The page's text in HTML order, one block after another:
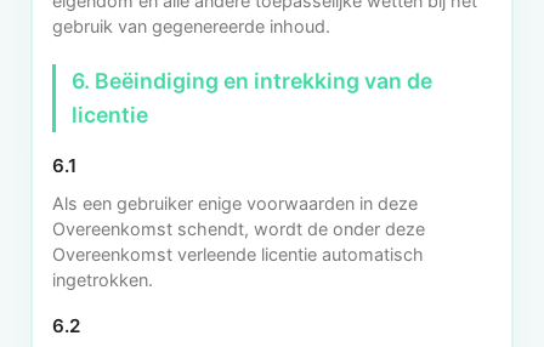
gebruik van gegenereerde inhoud.
6. Beëindiging en intrekking van de
licentie
6.1
Als een gebruiker enige voorwaarden in deze
Overeenkomst schendt, wordt de onder deze
Overeenkomst verleende licentie automatisch
ingetrokken.
6.2